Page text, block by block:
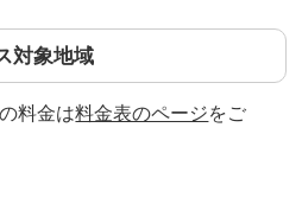
対象地域
料金は料金表のページをご